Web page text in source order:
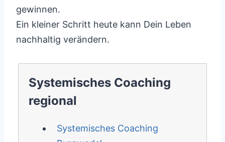
gewinnen.
Ein kleiner Schritt heute kann Dein Leben
nachhaltig verändern.
Systemisches Coaching
regional
Systemisches Coaching